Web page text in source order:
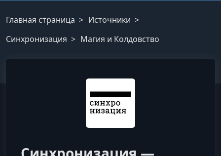
Главная страница
Источники
Синхронизация
Магия и Колдовство